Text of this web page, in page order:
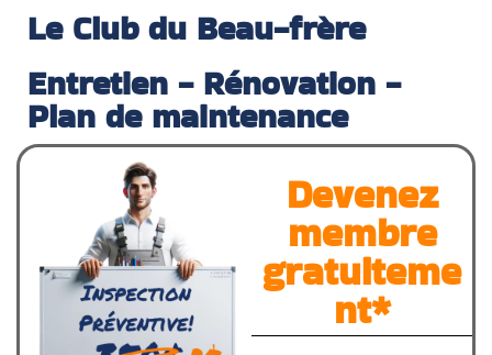
Le Club du Beau-frère
Entretien - Rénovation -
Plan de maintenance
Devenez
membre
gratuiteme
nt*